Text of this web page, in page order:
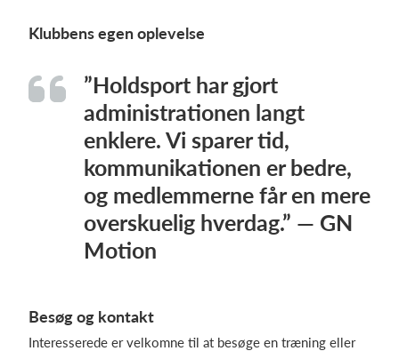
Klubbens egen oplevelse
”Holdsport har gjort
administrationen langt
enklere. Vi sparer tid,
kommunikationen er bedre,
og medlemmerne får en mere
overskuelig hverdag.” — GN
Motion
Besøg og kontakt
Interesserede er velkomne til at besøge en træning eller